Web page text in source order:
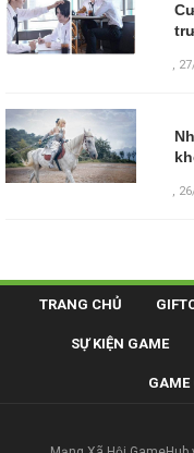
,
,
TRANG CHỦ
SỰ KIỆN GAME
GAME